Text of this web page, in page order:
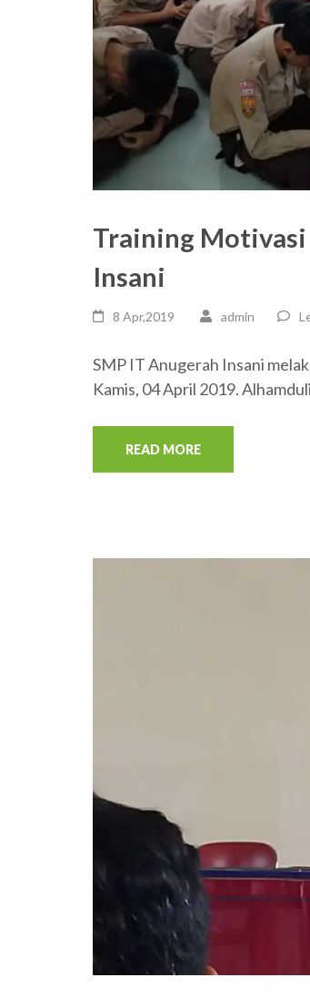
Training Motivasi
Insani
8 Apr,2019 admin
SMP IT Anugerah Insani
Kamis, 04 April 2019.
READ MORE